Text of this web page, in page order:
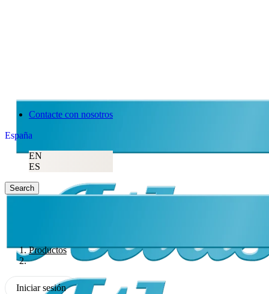
Contacte con nosotros
España
EN
ES
Search
Productos
Iniciar sesión